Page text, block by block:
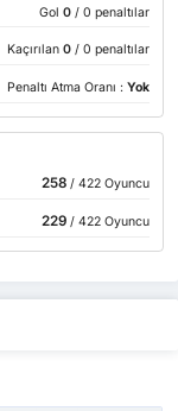
Gol 0 / 0 penaltılar
Kaçırılan 0 / 0 penaltılar
Penaltı Atma Oranı : Yok
258/ 422 Oyuncu
229/ 422 Oyuncu